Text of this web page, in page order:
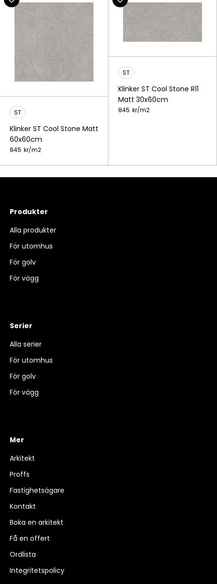
ST
Klinker ST Cool Stone Matt
60x60cm
845 kr/m2
ST
Klinker ST Cool Stone R11
Matt 30x60cm
845 kr/m2
Produkter
Alla produkter
För utomhus
För golv
För vägg
Serier
Alla serier
För utomhus
För golv
För vägg
Mer
Arkitekt
Proffs
Fastighetsägare
Kontakt
Boka en arkitekt
Få en offert
Ordlista
Integritetspolicy